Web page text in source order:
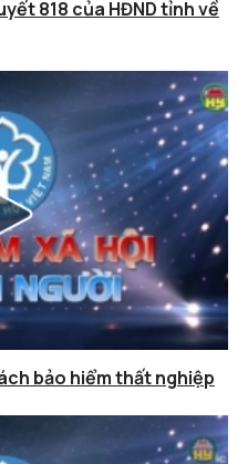
818 của HĐND tỉnh về
bảo hiểm thất nghiệp